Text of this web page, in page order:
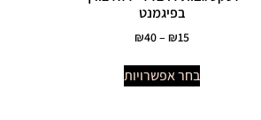
בפיגמנט
₪15
–
₪40
בחר אפשרויות